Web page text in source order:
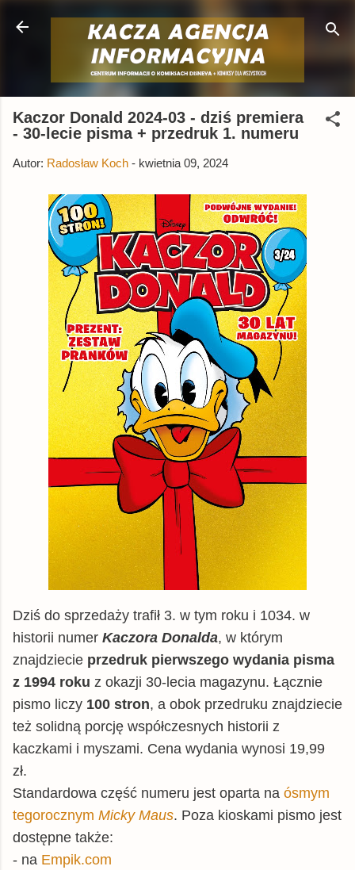
Przejdź do głównej zawartości
Kaczor Donald 2024-03 - dziś premiera
- 30-lecie pisma + przedruk 1. numeru
Autor: Radosław Koch - kwietnia 09, 2024
Dziś do sprzedaży trafił 3. w tym roku i 1034. w
historii numer Kaczora Donalda, w którym
znajdziecie przedruk pierwszego wydania pisma
z 1994 roku z okazji 30-lecia magazynu. Łącznie
pismo liczy 100 stron, a obok przedruku znajdziecie
też solidną porcję współczesnych historii z
kaczkami i myszami. Cena wydania wynosi 19,99
zł.
Standardowa część numeru jest oparta na ósmym
tegorocznym Micky Maus. Poza kioskami pismo jest
dostępne także:
- na Empik.com